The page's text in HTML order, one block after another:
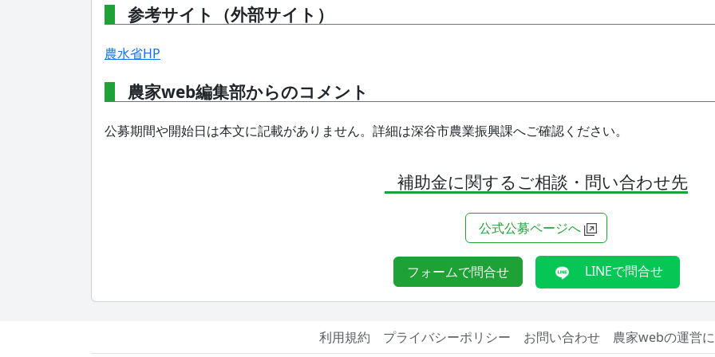
参考サイト（外部サイト）
農水省HP
農家web編集部からのコメント
公募期間や開始日は本文に記載がありません。詳細は深谷市農業振興課へご確認ください。
補助金に関するご相談・問い合わせ先
公式公募ページへ
フォームで問合せ LINEで問合せ
利用規約 プライバシーポリシー お問い合わせ
農家webの運営